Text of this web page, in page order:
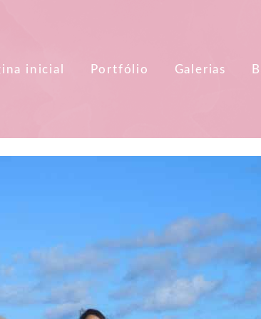
inicial Portfólio Galerias